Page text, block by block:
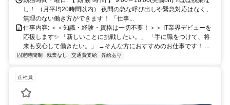
し！ （月平均20時間以内） 夜間の急な呼び出しや緊急対応はなく、
無理のない働き方ができます！ 「仕事...
仕事内容: ＜＜知識・経験・資格は一切不要！＞＞ IT業界デビューを
応援します✨ 「新しいことに挑戦したい。」 「手に職をつけて、将
来も安心して働きたい。」 →そんな方におすすめのお仕事です！ ...
固定時間制 残業なし 交通費支給 昇給あり
正社員